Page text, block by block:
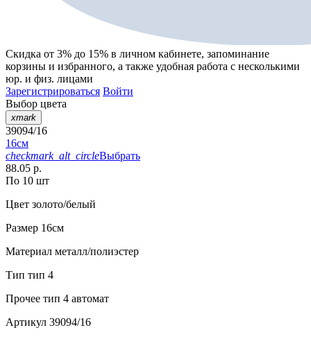
Скидка от 3% до 15% в личном кабинете, запоминание
корзины и избранного, а также удобная работа с несколькими
юр. и физ. лицами
Зарегистрироваться Войти
Выбор цвета
xmark
39094/16
16см
checkmark_alt_circleВыбрать
88.05 р.
По 10 шт
Цвет золото/белый
Размер 16см
Материал металл/полиэстер
Тип тип 4
Прочее тип 4 автомат
Артикул 39094/16